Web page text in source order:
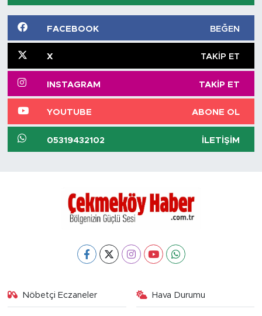
FACEBOOK BEĞEN
X TAKIP ET
INSTAGRAM TAKIP ET
YOUTUBE ABONE OL
05319432102 İLETIŞIM
Nöbetçi Eczaneler Hava Durumu